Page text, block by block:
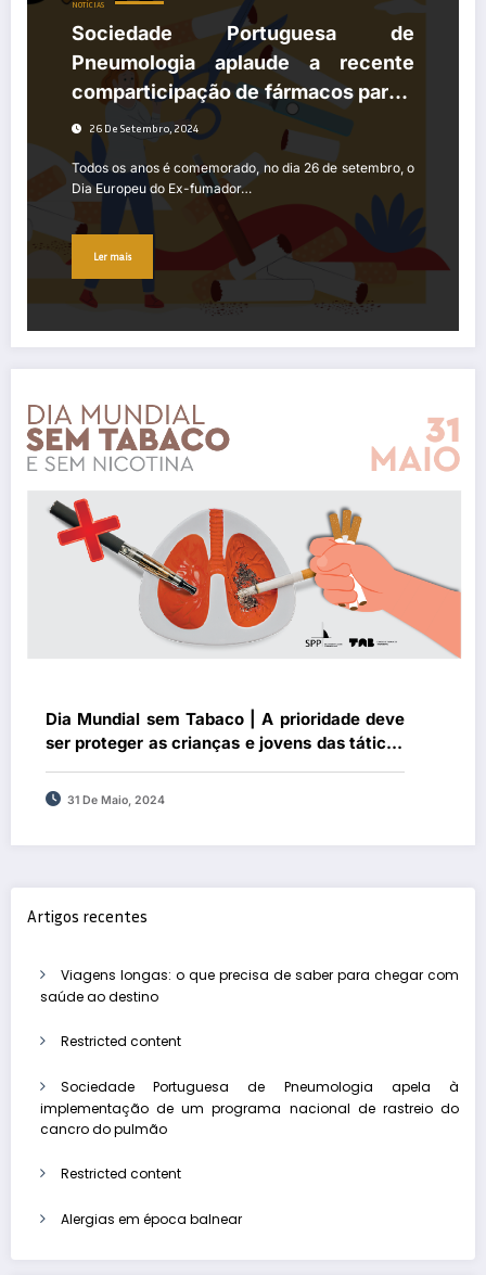
NOTÍCIAS
Sociedade Portuguesa de
Pneumologia aplaude a recente
comparticipação de fármacos para a
cessação tabágica e lança
campanha nas redes sociais “Deixar
de usar tabaco e nicotina: uma meta
alcançável com tratamento!”
26 De Setembro, 2024
Todos os anos é comemorado, no dia 26 de setembro, o
Dia Europeu do Ex-fumador…
Ler mais
Dia Mundial sem Tabaco | A prioridade deve
ser proteger as crianças e jovens das táticas
predatórias da indústria do tabaco
31 De Maio, 2024
Artigos recentes
Viagens longas: o que precisa de saber para chegar com
saúde ao destino
Restricted content
Sociedade Portuguesa de Pneumologia apela à
implementação de um programa nacional de rastreio do
cancro do pulmão
Restricted content
Alergias em época balnear